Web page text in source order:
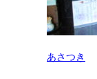
あさつき